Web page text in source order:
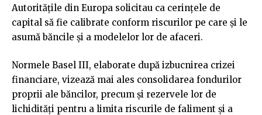
Autorităţile din Europa solicitau ca cerinţele de
capital să fie calibrate conform riscurilor pe care şi le
asumă băncile şi a modelelor lor de afaceri.
Normele Basel III, elaborate după izbucnirea crizei
financiare, vizează mai ales consolidarea fondurilor
proprii ale băncilor, precum şi rezervele lor de
lichidităţi pentru a limita riscurile de faliment şi a